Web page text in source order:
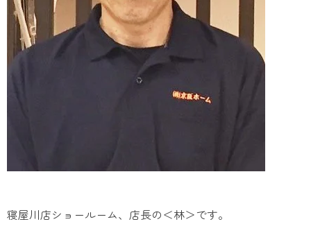
寝屋川店ショールーム、店長の＜林＞です。